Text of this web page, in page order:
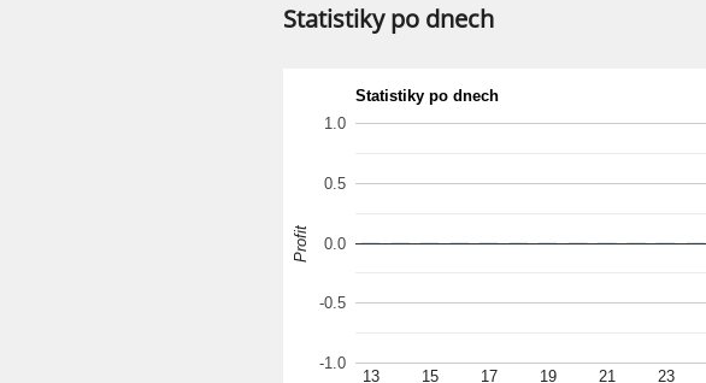
Statistiky po dnech
Statistiky po dnech
13
15
17
19
21
23
-1.0
-0.5
0.0
0.5
1.0
Profit